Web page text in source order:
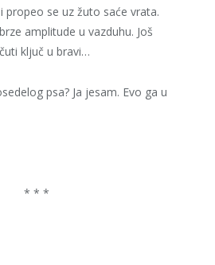
propeo se uz žuto saće vrata.
amplitude u vazduhu. Još
ključ u bravi…
psa? Ja jesam. Evo ga u
* * *